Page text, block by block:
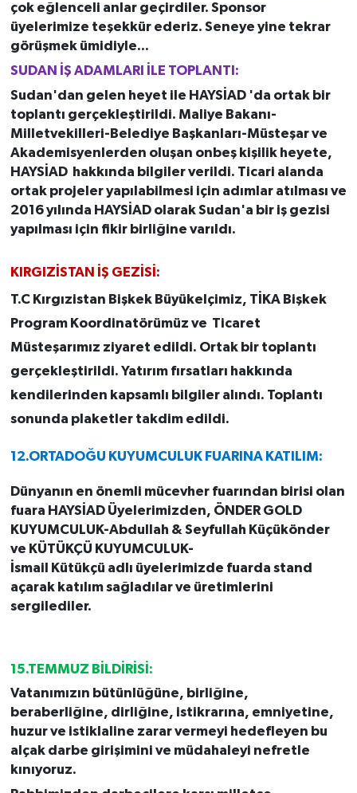
çok eğlenceli anlar geçirdiler. Sponsor
üyelerimize teşekkür ederiz. Seneye yine tekrar
görüşmek ümidiyle...
SUDAN İŞ ADAMLARI İLE TOPLANTI:
Sudan'dan gelen heyet ile HAYSİAD 'da ortak bir
toplantı gerçekleştirildi. Maliye Bakanı-
Milletvekilleri-Belediye Başkanları-Müsteşar ve
Akademisyenlerden oluşan onbeş kişilik heyete,
HAYSİAD hakkında bilgiler verildi. Ticari alanda
ortak projeler yapılabilmesi için adımlar atılması ve
2016 yılında HAYSİAD olarak Sudan'a bir iş gezisi
yapılması için fikir birliğine varıldı.
KIRGIZİSTAN İŞ GEZİSİ:
T.C Kırgızistan Bişkek Büyükelçimiz, TİKA Bişkek
Program Koordinatörümüz ve Ticaret
Müsteşarımız ziyaret edildi. Ortak bir toplantı
gerçekleştirildi. Yatırım fırsatları hakkında
kendilerinden kapsamlı bilgiler alındı. Toplantı
sonunda plaketler takdim edildi.
12.ORTADOĞU KUYUMCULUK FUARINA KATILIM:
Dünyanın en önemli mücevher fuarından birisi olan
fuara HAYSİAD Üyelerimizden, ÖNDER GOLD
KUYUMCULUK-Abdullah & Seyfullah Küçükönder
ve KÜTÜKÇÜ KUYUMCULUK-
İsmail Kütükçü adlı üyelerimizde fuarda stand
açarak katılım sağladılar ve üretimlerini
sergilediler.
15.TEMMUZ BİLDİRİSİ:
Vatanımızın bütünlüğüne, birliğine,
beraberliğine, dirliğine, istikrarına, emniyetine,
huzur ve istiklaline zarar vermeyi hedefleyen bu
alçak darbe girişimini ve müdahaleyi nefretle
kınıyoruz.